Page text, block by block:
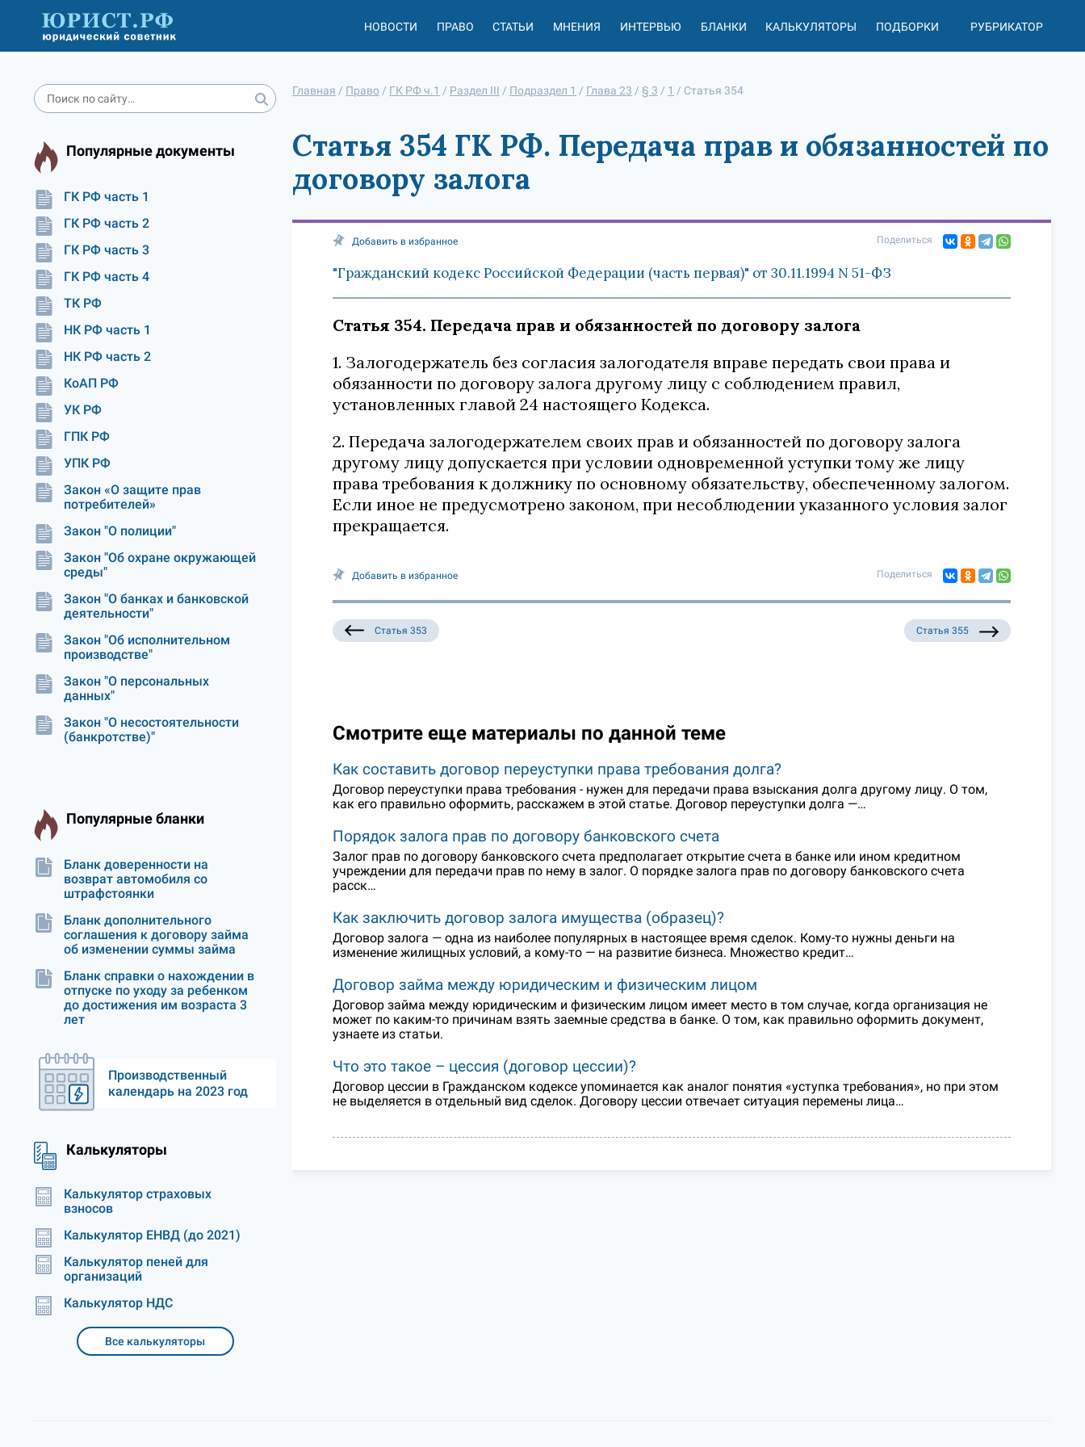
НОВОСТИ ПРАВО СТАТЬИ МНЕНИЯ ИНТЕРВЬЮ БЛАНКИ КАЛЬКУЛЯТОРЫ ПОДБОРКИ РУБРИКАТОР
Популярные документы
ГК РФ часть 1
ГК РФ часть 2
ГК РФ часть 3
ГК РФ часть 4
ТК РФ
НК РФ часть 1
НК РФ часть 2
КоАП РФ
УК РФ
ГПК РФ
УПК РФ
Закон «О защите прав
потребителей»
Закон "О полиции"
Закон "Об охране окружающей
среды"
Закон "О банках и банковской
деятельности"
Закон "Об исполнительном
производстве"
Закон "О персональных
данных"
Закон "О несостоятельности
(банкротстве)"
Популярные бланки
Бланк доверенности на
возврат автомобиля со
штрафстоянки
Бланк дополнительного
соглашения к договору займа
об изменении суммы займа
Бланк справки о нахождении в
отпуске по уходу за ребенком
до достижения им возраста 3
лет
Производственный
календарь на 2023 год
Калькуляторы
Калькулятор страховых
взносов
Калькулятор ЕНВД (до 2021)
Калькулятор пеней для
организаций
Калькулятор НДС
Все калькуляторы
Главная / Право / ГК РФ ч.1 / Раздел III / Подраздел 1 / Глава 23 / § 3 / 1 / Статья 354
Статья 354 ГК РФ. Передача прав и обязанностей по
договору залога
Добавить в избранное Поделиться
"Гражданский кодекс Российской Федерации (часть первая)" от 30.11.1994 N 51-ФЗ
Статья 354. Передача прав и обязанностей по договору залога
1. Залогодержатель без согласия залогодателя вправе передать свои права и
обязанности по договору залога другому лицу с соблюдением правил,
установленных главой 24 настоящего Кодекса.
2. Передача залогодержателем своих прав и обязанностей по договору залога
другому лицу допускается при условии одновременной уступки тому же лицу
права требования к должнику по основному обязательству, обеспеченному залогом.
Если иное не предусмотрено законом, при несоблюдении указанного условия залог
прекращается.
Добавить в избранное Поделиться
Статья 353 Статья 355
Смотрите еще материалы по данной теме
Как составить договор переуступки права требования долга?
Договор переуступки права требования - нужен для передачи права взыскания долга другому лицу. О том,
как его правильно оформить, расскажем в этой статье. Договор переуступки долга —…
Порядок залога прав по договору банковского счета
Залог прав по договору банковского счета предполагает открытие счета в банке или ином кредитном
учреждении для передачи прав по нему в залог. О порядке залога прав по договору банковского счета
расск…
Как заключить договор залога имущества (образец)?
Договор залога — одна из наиболее популярных в настоящее время сделок. Кому-то нужны деньги на
изменение жилищных условий, а кому-то — на развитие бизнеса. Множество кредит…
Договор займа между юридическим и физическим лицом
Договор займа между юридическим и физическим лицом имеет место в том случае, когда организация не
может по каким-то причинам взять заемные средства в банке. О том, как правильно оформить документ,
узнаете из статьи.
Что это такое – цессия (договор цессии)?
Договор цессии в Гражданском кодексе упоминается как аналог понятия «уступка требования», но при этом
не выделяется в отдельный вид сделок. Договору цессии отвечает ситуация перемены лица…